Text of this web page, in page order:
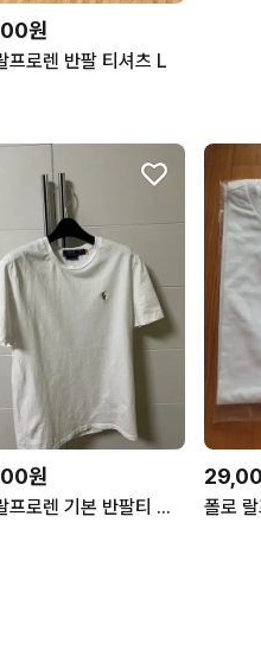
원
프로렌 반팔 티셔츠 L
원
폴로 랄프로렌 기본 반팔티 화이트 폴로